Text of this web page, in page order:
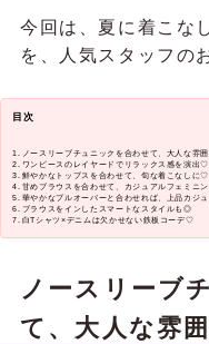
今回は、夏に着こな
を、人気スタッフの
目次
ノースリーブチュニックを合わせて、大人な雰
ワンピースのレイヤードでリラックス感を演出♡
鮮やかなトップスを合わせて、旬な着こなしに♡
甘めブラウスを合わせて、カジュアルフェミニ
華やかなプルオーバーと合わせれば、上品カジ
ブラウスをインしたスマートなスタイルも◎
白Tシャツ×デニムは欠かせない鉄板コーデ♡
ノースリーブ
て、大人な雰